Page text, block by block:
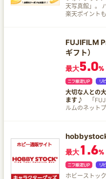
天写真館」。 パソコンで注文ご自宅までお届け。
楽天ポイント
FUJIFILM
ギフト）
最大5.0%
大切な人との
ます♪
「
ルムのネット
hobbystock
最大1.6%
ホビーストッ